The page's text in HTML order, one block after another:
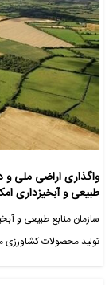
واگذاری اراضی ملی و
طبیعی و آبخیزداری
تولید محصولات